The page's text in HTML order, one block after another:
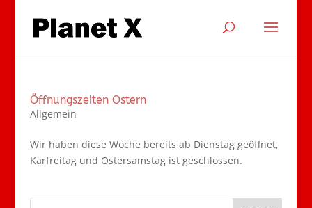
Öffnungszeiten Ostern
Allgemein
Wir haben diese Woche bereits ab Dienstag geöffnet,
Karfreitag und Ostersamstag ist geschlossen.